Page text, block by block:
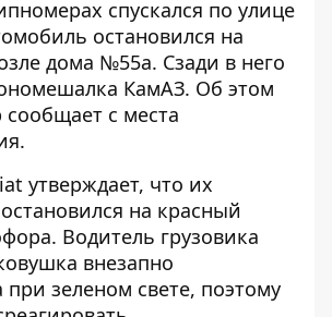
спускался по улице
остановился на
дома №55а. Сзади в него
КамАЗ. Об этом
сообщает с места
утверждает, что их
на красный
Водитель грузовика
внезапно
при зеленом свете, поэтому